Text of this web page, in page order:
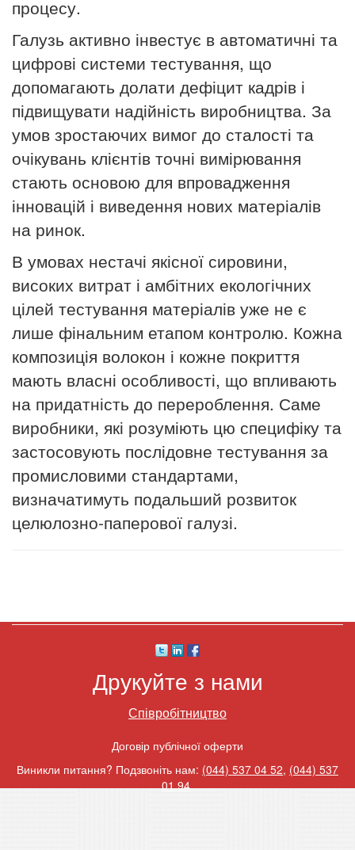
процесу.
Галузь активно інвестує в автоматичні та
цифрові системи тестування, що
допомагають долати дефіцит кадрів і
підвищувати надійність виробництва. За
умов зростаючих вимог до сталості та
очікувань клієнтів точні вимірювання
стають основою для впровадження
інновацій і виведення нових матеріалів
на ринок.
В умовах нестачі якісної сировини,
високих витрат і амбітних екологічних
цілей тестування матеріалів уже не є
лише фінальним етапом контролю. Кожна
композиція волокон і кожне покриття
мають власні особливості, що впливають
на придатність до перероблення. Саме
виробники, які розуміють цю специфіку та
застосовують послідовне тестування за
промисловими стандартами,
визначатимуть подальший розвиток
целюлозно-паперової галузі.
Друкуйте з нами
Співробітництво
Договір публічної оферти
Виникли питання? Подзвоніть нам: (044) 537 04 52, (044) 537
01 94.